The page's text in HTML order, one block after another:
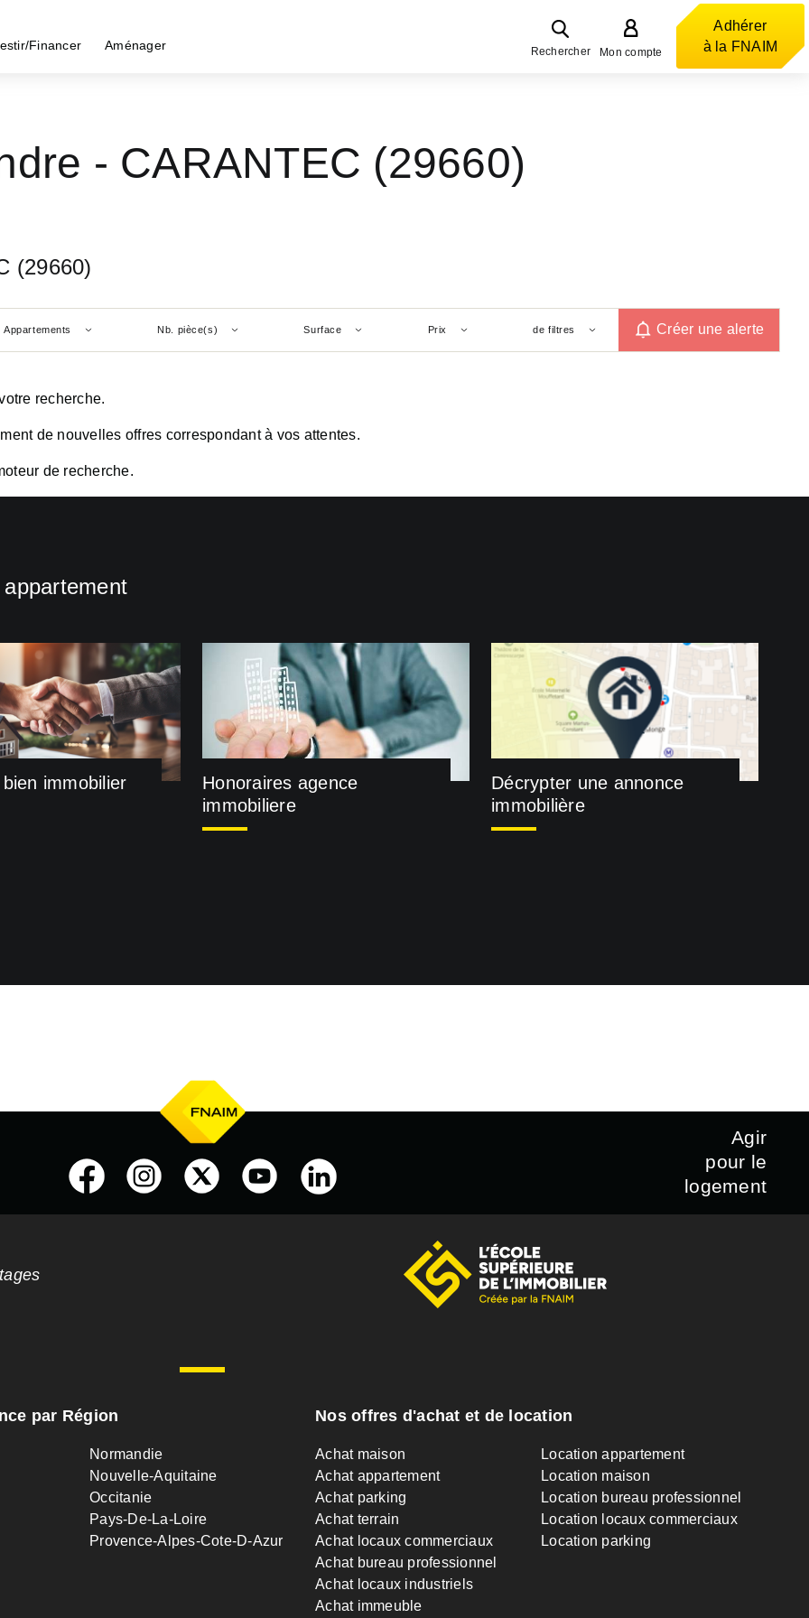
Financer Aménager Rechercher Mon compte
Adhérer
à la FNAIM
- CARANTEC (29660)
(29660)
Appartements Nb. pièce(s) Surface Prix de filtres Créer une alerte
recherche.
de nouvelles offres correspondant à vos attentes.
de recherche.
immobilier
Honoraires agence
immobiliere
Décrypter une annonce
immobilière
Agir
pour le
logement
par Région
Normandie
Nouvelle-Aquitaine
Occitanie
Pays-De-La-Loire
Provence-Alpes-Cote-D-Azur
Nos offres d'achat et de location
Achat maison
Achat appartement
Achat parking
Achat terrain
Achat locaux commerciaux
Achat bureau professionnel
Achat locaux industriels
Achat immeuble
Location appartement
Location maison
Location bureau professionnel
Location locaux commerciaux
Location parking